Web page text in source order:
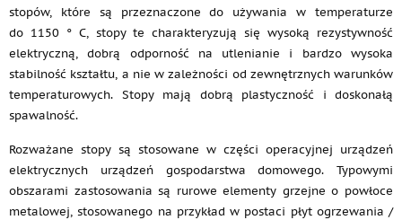
stopów, które są przeznaczone do używania w temperaturze
do 1150 ° C, stopy te charakteryzują się wysoką rezystywność
elektryczną, dobrą odporność na utlenianie i bardzo wysoka
stabilność kształtu, a nie w zależności od zewnętrznych warunków
temperaturowych. Stopy mają dobrą plastyczność i doskonałą
spawalność.
Rozważane stopy są stosowane w części operacyjnej urządzeń
elektrycznych urządzeń gospodarstwa domowego. Typowymi
obszarami zastosowania są rurowe elementy grzejne o powłoce
metalowej, stosowanego na przykład w postaci płyt ogrzewania /